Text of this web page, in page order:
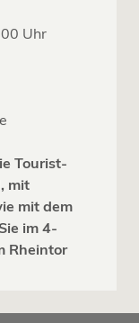
Uhr
Tourist-
mit
mit dem
im 4-
Rheintor